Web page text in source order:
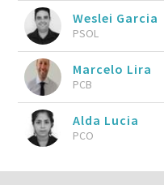
Weslei Garcia
PSOL
Marcelo Lira
PCB
Alda Lucia
PCO